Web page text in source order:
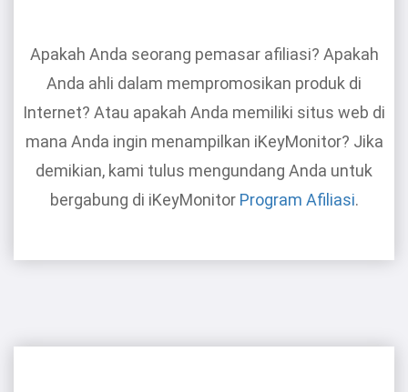
Apakah Anda seorang pemasar afiliasi? Apakah
Anda ahli dalam mempromosikan produk di
Internet? Atau apakah Anda memiliki situs web di
mana Anda ingin menampilkan iKeyMonitor? Jika
demikian, kami tulus mengundang Anda untuk
bergabung di iKeyMonitor Program Afiliasi.